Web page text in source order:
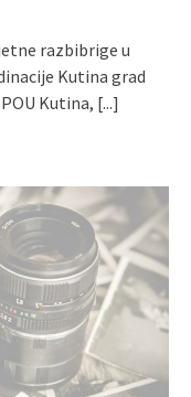
razbibrige u
Kutina grad
Kutina, [...]